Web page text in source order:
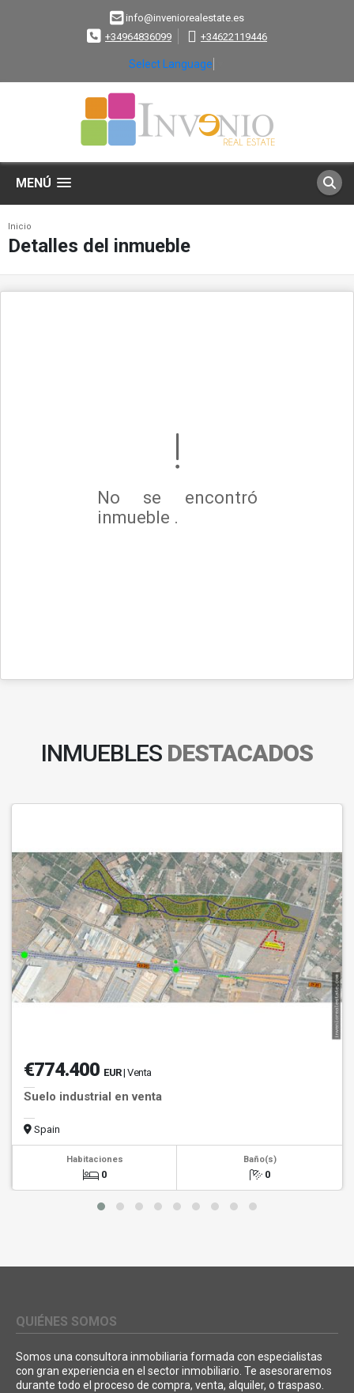
info@inveniorealestate.es
+34964836099
+34622119446
Select Language
MENÚ
Inicio
Detalles del inmueble
No se encontró
inmueble .
INMUEBLES DESTACADOS
€774.400 EUR| Venta
Suelo industrial en venta
Spain
Habitaciones
0
Baño(s)
0
QUIÉNES SOMOS
Somos una consultora inmobiliaria formada con especialistas
con gran experiencia en el sector inmobiliario. Te asesoraremos
durante todo el proceso de compra, venta, alquiler, o traspaso.